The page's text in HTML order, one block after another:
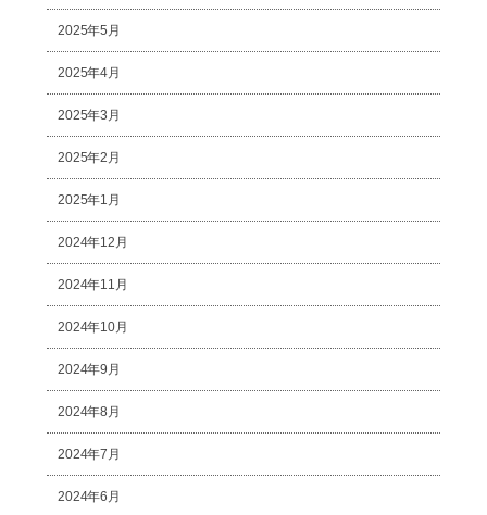
2025年5月
2025年4月
2025年3月
2025年2月
2025年1月
2024年12月
2024年11月
2024年10月
2024年9月
2024年8月
2024年7月
2024年6月